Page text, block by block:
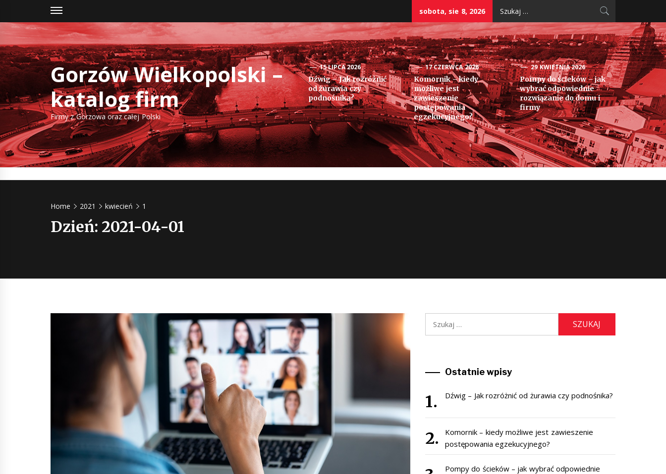
content
sobota, sie 8, 2026
Gorzów Wielkopolski –
katalog firm
Firmy z Gorzowa oraz całej Polski
15 LIPCA 2026
Dźwig – Jak rozróżnić
od żurawia czy
podnośnika?
17 CZERWCA 2026
Komornik – kiedy
możliwe jest
zawieszenie
postępowania
egzekucyjnego?
29 KWIETNIA 2026
Pompy do ścieków – jak
wybrać odpowiednie
rozwiązanie do domu i
firmy
Home 2021 kwiecień 1
Dzień: 2021-04-01
Ostatnie wpisy
Dźwig – Jak rozróżnić od żurawia czy podnośnika?
Komornik – kiedy możliwe jest zawieszenie
postępowania egzekucyjnego?
Pompy do ścieków – jak wybrać odpowiednie